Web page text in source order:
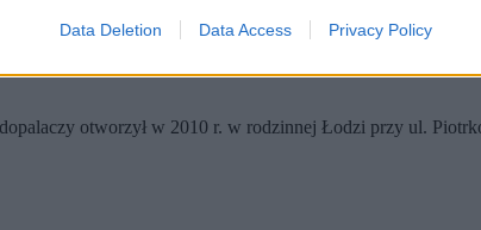
Data Deletion Data Access Privacy Policy
otworzył w 2010 r. w rodzinnej Łodzi przy ul.